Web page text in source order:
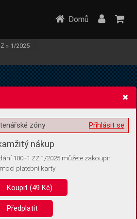
volitelných informací
nepotřebujeme ukládat žádné informace
vás ale požádali o souhlas s
Domů
» 1/2025
Přihlásit se
zóny
nákup
100+1 ZZ 1/2025 můžete zakoupit
platební karty
Koupit (49 Kč)
Předplatit